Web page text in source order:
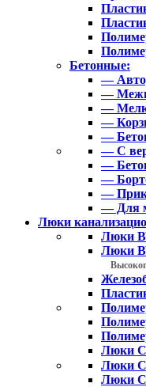
Бетонные:
—
—
—
—
—
— С
—
—
—
— Для
Люки
Люки
Люки
Люки
Люки
Люки